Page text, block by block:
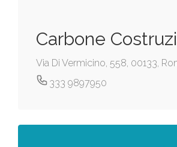
Carbone
Via Di Vermicino, 558, 00133,
333 9897950